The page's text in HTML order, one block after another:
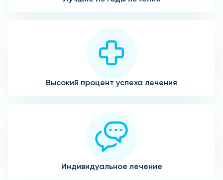
Высокий процент успеха лечения
Индивидуальное лечение